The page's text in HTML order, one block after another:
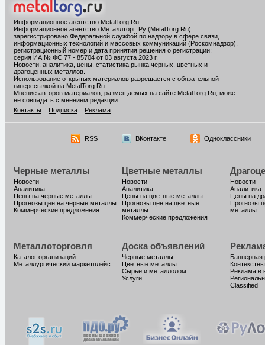
Информационное агентство MetalTorg.Ru
Информационное агентство Металлторг. Ру (MetalTorg.Ru)
зарегистрировано Федеральной службой по надзору в сфере связи,
информационных технологий и массовых коммуникаций (Роскомнадзор),
регистрационный номер и дата принятия решения о регистрации:
серия ИА № ФС 77 - 85704 от 03 августа 2023 г.
Новости, аналитика, цены, статистика рынка черных, цветных и
драгоценных металлов.
Использование открытых материалов разрешается с обязательной
гиперссылкой на MetalTorg.Ru
Мнение авторов материалов, размещаемых на сайте MetalTorg.Ru, может
не совпадать с мнением редакции.
Контакты
Подписка Реклама
RSS ВКонтакте Одноклассники
Черные металлы
Новости
Аналитика
Цены на черные металлы
Прогнозы цен на черные металлы
Коммерческие предложения
Цветные металлы
Новости
Аналитика
Цены на цветные металлы
Прогнозы цен на цветные
металлы
Коммерческие предложения
Новости
Аналитика
Цены на
Прогнозы
металлы
Металлоторговля
Каталог организаций
Металлургический маркетплейс
Доска объявлений
Черные металлы
Цветные металлы
Сырье и металлолом
Услуги
Баннерная
Реклама в
Classified